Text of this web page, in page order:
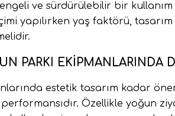
ve sürdürülebilir bir
yapılırken yaş faktörü,
PARKI
estetik tasarım kadar
Özellikle yoğun